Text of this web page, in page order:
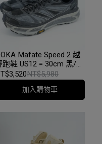
Mafate Speed 2 越
跑鞋 US12 = 30cm 黑/城
岩石灰NT$5,980
加入購物車